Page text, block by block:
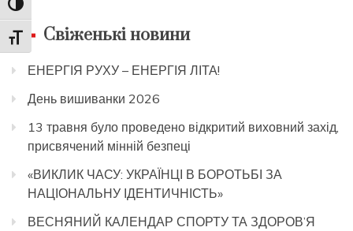
Toggle High Contrast
Toggle Font size
Свіженькі новини
ЕНЕРГІЯ РУХУ – ЕНЕРГІЯ ЛІТА!
День вишиванки 2026
13 травня було проведено відкритий виховний захід,
присвячений мінній безпеці
«ВИКЛИК ЧАСУ: УКРАЇНЦІ В БОРОТЬБІ ЗА
НАЦІОНАЛЬНУ ІДЕНТИЧНІСТЬ»
ВЕСНЯНИЙ КАЛЕНДАР СПОРТУ ТА ЗДОРОВ’Я